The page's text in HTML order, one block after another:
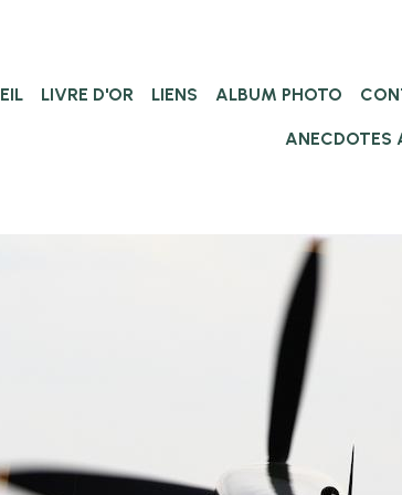
LIVRE D'OR LIENS ALBUM PHOTO
ANECDOTES